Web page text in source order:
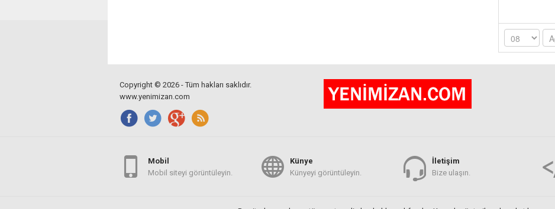
Copyright © 2026 - Tüm hakları saklıdır.
www.yenimizan.com
Mobil
Mobil siteyi görüntüleyin.
Künye
Künyeyi görüntüleyin.
İletişim
Bize ulaşın.